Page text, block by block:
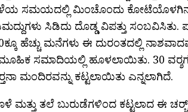
ಸಮಯದಲ್ಲಿ ಮಿಂಚೊಂದು ಕೋಟೆಯೊಳಗಿನ
ಸಿಡಿದು ದೊಡ್ಡ ವಿಪತ್ತು ಸಂಬವಿಸಿತು.
ಹೆಚ್ಚು ಮನೆಗಳು ಈ ದುರಂತದಲ್ಲಿ
ಸಮಾದಿಯಲ್ಲಿ ಹೂಳಲಾಯಿತು. 30
ಮಂದಿರವನ್ನು ಕಟ್ಟಲಾಯಿತು ಎನ್ನಲಾಗಿದೆ.
ಮತ್ತು ತಲೆ ಬುರುಡೆಗಳಿಂದ ಕಟ್ಟಲಾದ ಈ